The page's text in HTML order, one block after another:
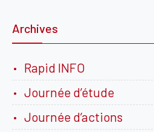
Archives
Rapid INFO
Journée d’étude
Journée d’actions